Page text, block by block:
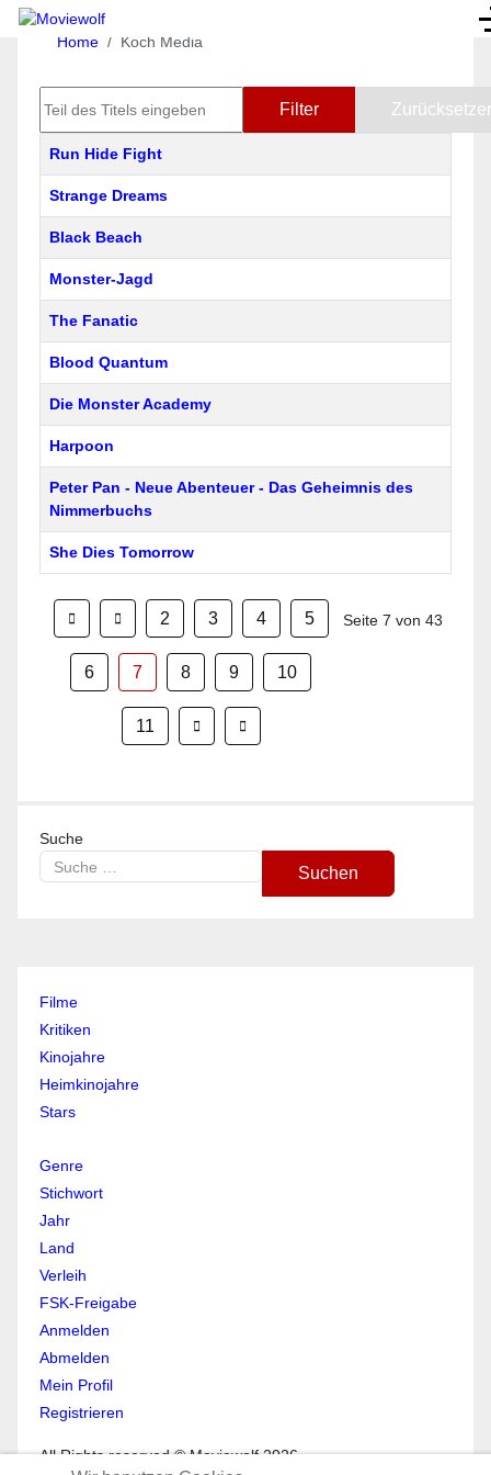
Home Koch Media
Filter
Titel
Run Hide Fight
Strange Dreams
Black Beach
Monster-Jagd
The Fanatic
Blood Quantum
Die Monster Academy
Harpoon
Peter Pan - Neue Abenteuer - Das Geheimnis des
Nimmerbuchs
She Dies Tomorrow
Seite 7 von 43
2 3 4 5
6 7 8 9 10
11
Suche
Type 2 or more characters for results.
Suchen
Filme
Kritiken
Kinojahre
Heimkinojahre
Stars
Genre
Stichwort
Jahr
Land
Verleih
FSK-Freigabe
Anmelden
Abmelden
Mein Profil
Registrieren
All Rights reserved © Moviewolf 2026